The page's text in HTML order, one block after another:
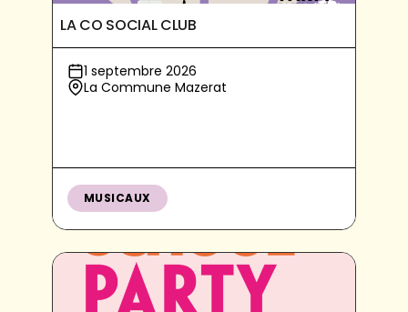
LA CO SOCIAL CLUB
1 septembre 2026
La Commune Mazerat
MUSICAUX